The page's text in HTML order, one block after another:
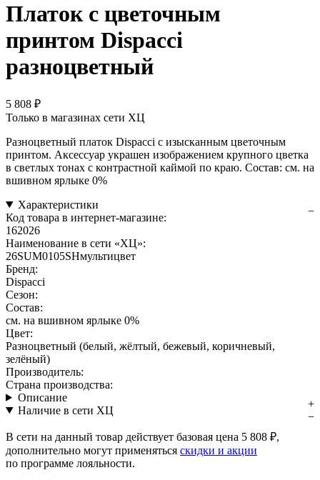
Платок с цветочным
принтом Dispacci
разноцветный
5 808 ₽
Только в магазинах сети ХЦ
Разноцветный платок Dispacci с изысканным цветочным
принтом. Аксессуар украшен изображением крупного цветка
в светлых тонах с контрастной каймой по краю. Состав: см. на
вшивном ярлыке 0%
Характеристики
Код товара в интернет-магазине:
162026
Наименование в сети «ХЦ»:
26SUM0105SHмультицвет
Бренд:
Dispacci
Сезон:
Состав:
см. на вшивном ярлыке 0%
Цвет:
Разноцветный (белый, жёлтый, бежевый, коричневый,
зелёный)
Производитель:
Страна производства:
Описание
Наличие в сети ХЦ
В сети на данный товар действует базовая цена 5 808 ₽,
дополнительно могут применяться скидки и акции
по программе лояльности.